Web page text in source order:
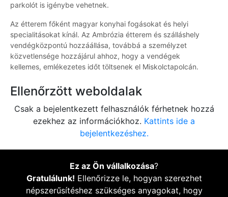
parkolót is igénybe vehetnek.
Az étterem főként magyar konyhai fogásokat és helyi
specialitásokat kínál. Az Ambrózia étterem és szálláshely
vendégközpontú hozzáállása, továbbá a személyzet
közvetlensége hozzájárul ahhoz, hogy a vendégek
kellemes, emlékezetes időt töltsenek el Miskolctapolcán.
Ellenőrzött weboldalak
Csak a bejelentkezett felhasználók férhetnek hozzá
ezekhez az információkhoz. Kattints ide a
bejelentkezéshez.
Ez az Ön vállalkozása?
Gratulálunk! Ellenőrizze le, hogyan szerezhet
népszerűsítéshez szükséges anyagokat, hogy